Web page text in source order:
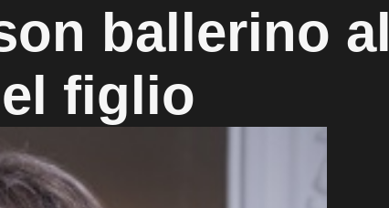
ballerino al
figlio